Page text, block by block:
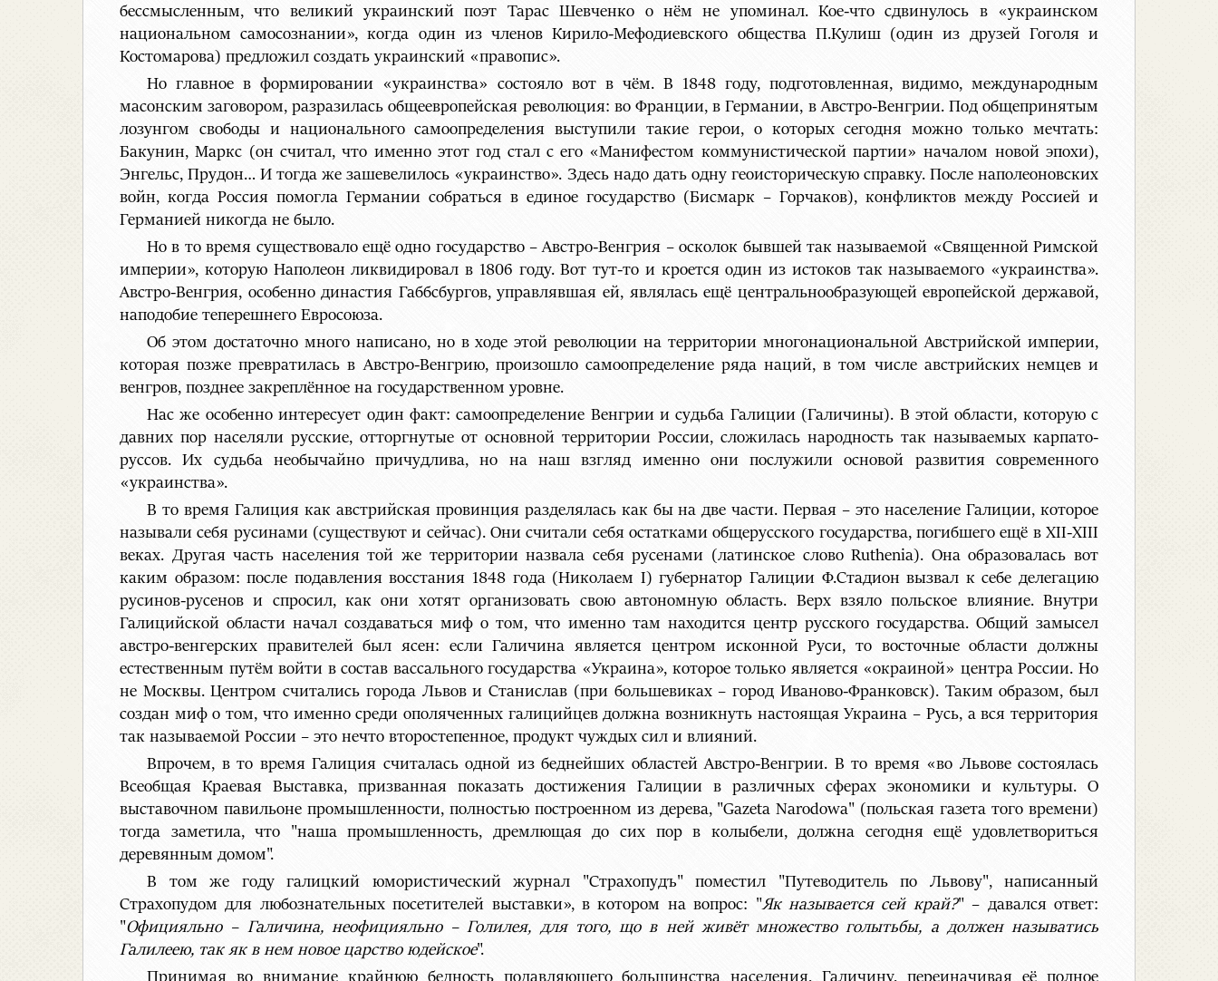
бессмысленным, что великий украинский поэт Тарас Шевченко о нём не упоминал. Кое-что сдвинулось в «украинском
национальном самосознании», когда один из членов Кирило-Мефодиевского общества П.Кулиш (один из друзей Гоголя и
Костомарова) предложил создать украинский «правопис».
Но главное в формировании «украинства» состояло вот в чём. В 1848 году, подготовленная, видимо, международным
масонским заговором, разразилась общеевропейская революция: во Франции, в Германии, в Австро-Венгрии. Под общепринятым
лозунгом свободы и национального самоопределения выступили такие герои, о которых сегодня можно только мечтать:
Бакунин, Маркс (он считал, что именно этот год стал с его «Манифестом коммунистической партии» началом новой эпохи),
Энгельс, Прудон… И тогда же зашевелилось «украинство». Здесь надо дать одну геоисторическую справку. После наполеоновских
войн, когда Россия помогла Германии собраться в единое государство (Бисмарк – Горчаков), конфликтов между Россией и
Германией никогда не было.
Но в то время существовало ещё одно государство – Австро-Венгрия – осколок бывшей так называемой «Священной Римской
империи», которую Наполеон ликвидировал в 1806 году. Вот тут-то и кроется один из истоков так называемого «украинства».
Австро-Венгрия, особенно династия Габбсбургов, управлявшая ей, являлась ещё центральнообразующей европейской державой,
наподобие теперешнего Евросоюза.
Об этом достаточно много написано, но в ходе этой революции на территории многонациональной Австрийской империи,
которая позже превратилась в Австро-Венгрию, произошло самоопределение ряда наций, в том числе австрийских немцев и
венгров, позднее закреплённое на государственном уровне.
Нас же особенно интересует один факт: самоопределение Венгрии и судьба Галиции (Галичины). В этой области, которую с
давних пор населяли русские, отторгнутые от основной территории России, сложилась народность так называемых карпато-
руссов. Их судьба необычайно причудлива, но на наш взгляд именно они послужили основой развития современного
«украинства».
В то время Галиция как австрийская провинция разделялась как бы на две части. Первая – это население Галиции, которое
называли себя русинами (существуют и сейчас). Они считали себя остатками общерусского государства, погибшего ещё в ХII-ХIII
веках. Другая часть населения той же территории назвала себя русенами (латинское слово Ruthenia). Она образовалась вот
каким образом: после подавления восстания 1848 года (Николаем I) губернатор Галиции Ф.Стадион вызвал к себе делегацию
русинов-русенов и спросил, как они хотят организовать свою автономную область. Верх взяло польское влияние. Внутри
Галицийской области начал создаваться миф о том, что именно там находится центр русского государства. Общий замысел
австро-венгерских правителей был ясен: если Галичина является центром исконной Руси, то восточные области должны
естественным путём войти в состав вассального государства «Украина», которое только является «окраиной» центра России. Но
не Москвы. Центром считались города Львов и Станислав (при большевиках – город Иваново-Франковск). Таким образом, был
создан миф о том, что именно среди ополяченных галицийцев должна возникнуть настоящая Украина – Русь, а вся территория
так называемой России – это нечто второстепенное, продукт чуждых сил и влияний.
Впрочем, в то время Галиция считалась одной из беднейших областей Австро-Венгрии. В то время «во Львове состоялась
Всеобщая Краевая Выставка, призванная показать достижения Галиции в различных сферах экономики и культуры. О
выставочном павильоне промышленности, полностью построенном из дерева, "Gazeta Narodowa" (польская газета того времени)
тогда заметила, что "наша промышленность, дремлющая до сих пор в колыбели, должна сегодня ещё удовлетвориться
деревянным домом".
В том же году галицкий юмористический журнал "Страхопудъ" поместил "Путеводитель по Львову", написанный
Страхопудом для любознательных посетителей выставки», в котором на вопрос: "Як называется сей край?" – давался ответ:
"Официяльно – Галичина, неофицияльно – Голилея, для того, що в ней живёт множество голытьбы, а должен называтись
Галилеею, так як в нем новое царство юдейское".